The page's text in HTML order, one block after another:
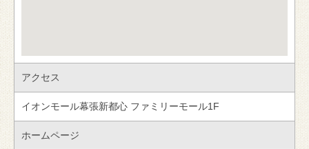
アクセス
イオンモール幕張新都心 ファミリーモール1F
ホームページ